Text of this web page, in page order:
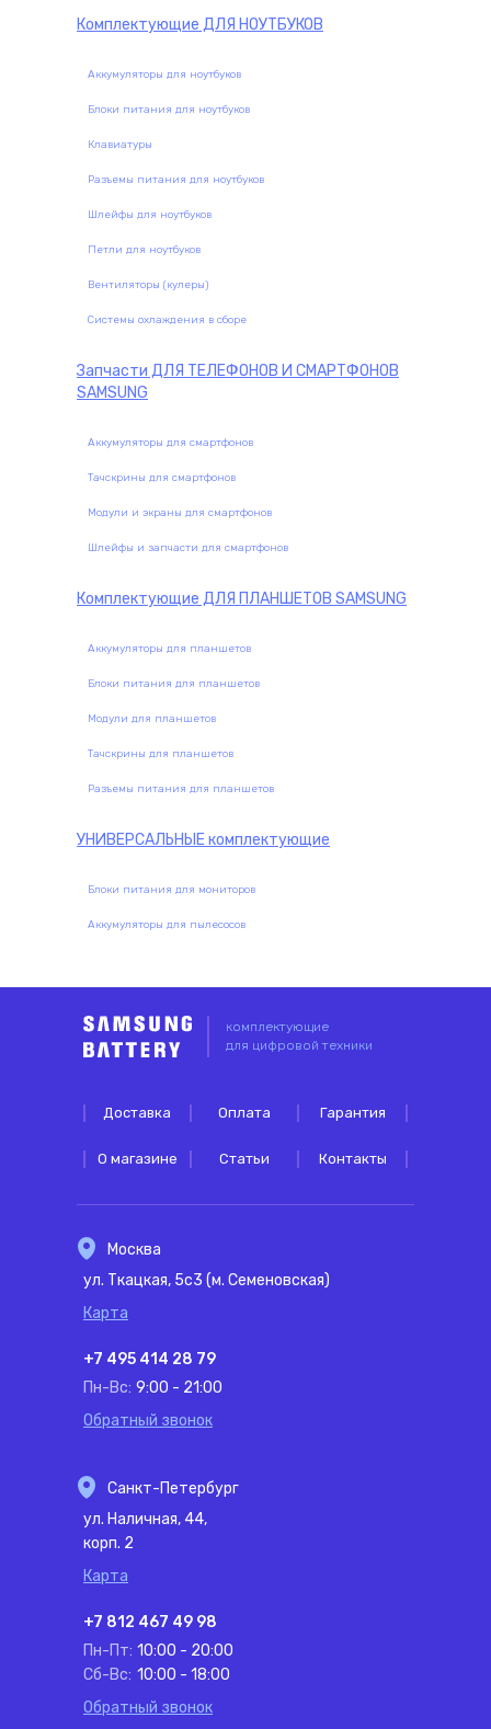
Комплектующие ДЛЯ НОУТБУКОВ
Аккумуляторы для ноутбуков
Блоки питания для ноутбуков
Клавиатуры
Разъемы питания для ноутбуков
Шлейфы для ноутбуков
Петли для ноутбуков
Вентиляторы (кулеры)
Системы охлаждения в сборе
Запчасти ДЛЯ ТЕЛЕФОНОВ И СМАРТФОНОВ
SAMSUNG
Аккумуляторы для смартфонов
Тачскрины для смартфонов
Модули и экраны для смартфонов
Шлейфы и запчасти для смартфонов
Комплектующие ДЛЯ ПЛАНШЕТОВ SAMSUNG
Аккумуляторы для планшетов
Блоки питания для планшетов
Модули для планшетов
Тачскрины для планшетов
Разъемы питания для планшетов
УНИВЕРСАЛЬНЫЕкомплектующие
Блоки питания для мониторов
Аккумуляторы для пылесосов
комплектующие
для цифровой техники
Доставка Оплата Гарантия
О магазине Статьи Контакты
Москва
ул. Ткацкая, 5с3 (м. Семеновская)
Карта
+7 495 414 28 79
Пн-Вс: 9:00 - 21:00
Обратный звонок
Санкт-Петербург
ул. Наличная, 44,
корп. 2
Карта
+7 812 467 49 98
Пн-Пт: 10:00 - 20:00
Сб-Вс: 10:00 - 18:00
Обратный звонок